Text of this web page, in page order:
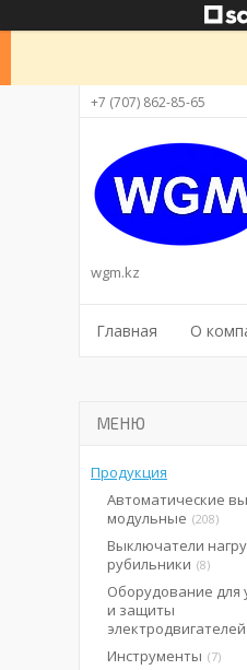
+7 (707) 862-85-65
wgm.kz
Главная О
Продукция
Автоматические
модульные 208
Выключатели
рубильники 8
Оборудование для
и защиты
электродвигателей
Инструменты 7